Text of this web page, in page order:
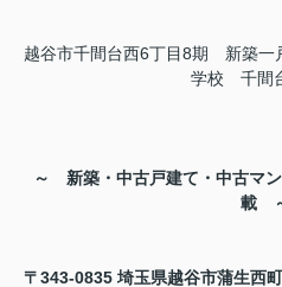
越谷市千間台西6丁目8期 新築
学校 千間
～ 新築・中古戸建て・中古マ
載
〒343-0835 埼玉県越谷市蒲生西